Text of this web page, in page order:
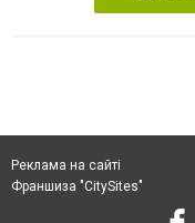
Реклама на сайті
Франшиза "CitySites"